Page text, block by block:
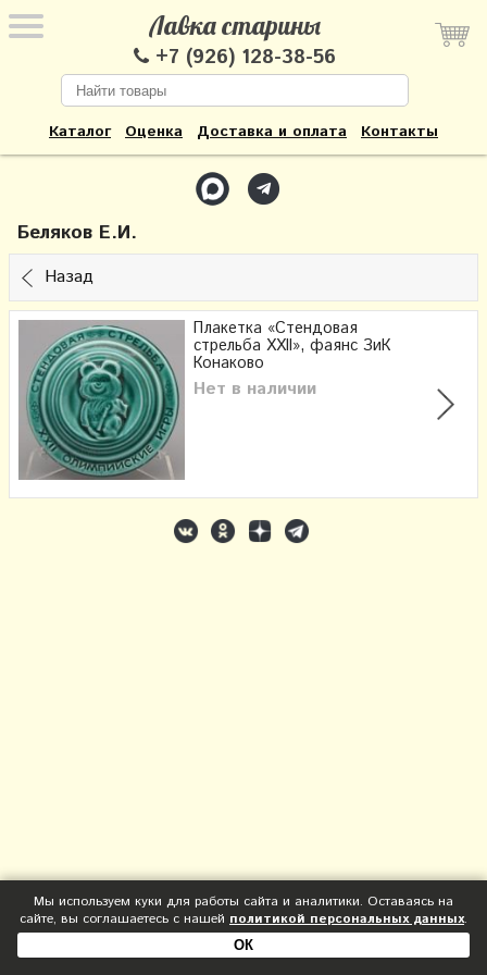
Лавка старины
+7 (926) 128-38-56
Каталог Оценка Доставка и оплата Контакты
Беляков Е.И.
Назад
Плакетка «Стендовая
стрельба XXII», фаянс ЗиК
Конаково
Нет в наличии
Мы используем куки для работы сайта и аналитики. Оставаясь на
сайте, вы соглашаетесь с нашей политикой персональных данных.
ОК